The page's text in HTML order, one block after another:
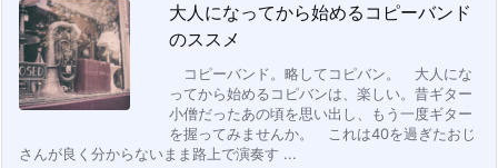
大人になってから始めるコピーバンド
のススメ
コピーバンド。略してコピバン。
大人にな
ってから始めるコピバンは、楽しい。昔ギター
小僧だったあの頃を思い出し、もう一度ギター
を握ってみませんか。
これは40を過ぎたおじ
さんが良く分からないまま路上で演奏す ...